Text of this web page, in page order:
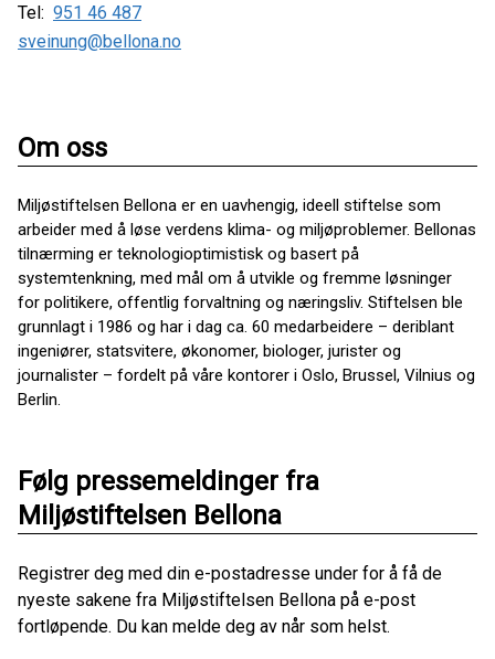
Tel: 951 46 487
sveinung@bellona.no
Om oss
Miljøstiftelsen Bellona er en uavhengig, ideell stiftelse som
arbeider med å løse verdens klima- og miljøproblemer. Bellonas
tilnærming er teknologioptimistisk og basert på
systemtenkning, med mål om å utvikle og fremme løsninger
for politikere, offentlig forvaltning og næringsliv. Stiftelsen ble
grunnlagt i 1986 og har i dag ca. 60 medarbeidere – deriblant
ingeniører, statsvitere, økonomer, biologer, jurister og
journalister – fordelt på våre kontorer i Oslo, Brussel, Vilnius og
Berlin.
Følg pressemeldinger fra
Miljøstiftelsen Bellona
Registrer deg med din e-postadresse under for å få de
nyeste sakene fra Miljøstiftelsen Bellona på e-post
fortløpende. Du kan melde deg av når som helst.